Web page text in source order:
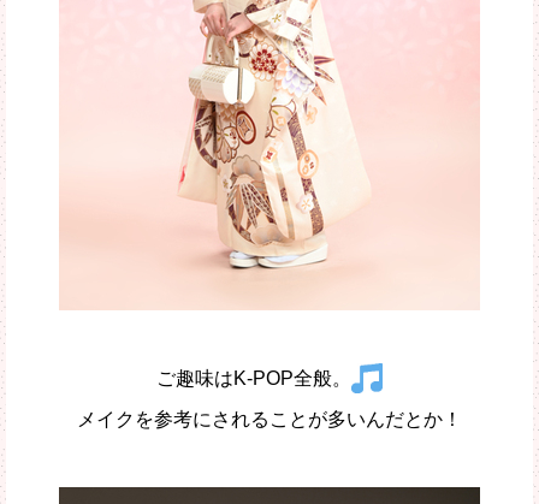
ご趣味はK-POP全般。
メイクを参考にされることが多いんだとか！